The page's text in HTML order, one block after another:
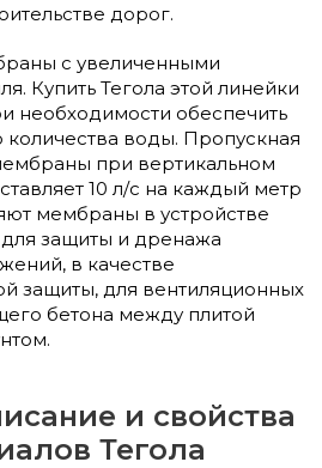
дорог.
с увеличенными
Купить Тегола этой линейки
необходимости обеспечить
воды. Пропускная
при вертикальном
10 л/с на каждый метр
мембраны в устройстве
защиты и дренажа
в качестве
защиты, для вентиляционных
бетона между плитой
и свойства
Тегола